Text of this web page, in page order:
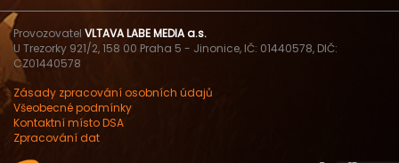
Provozovatel VLTAVA LABE MEDIA a.s.
U Trezorky 921/2, 158 00 Praha 5 - Jinonice, IČ: 01440578, DIČ:
CZ01440578
Zásady zpracování osobních údajů
Všeobecné podmínky
Kontaktní místo DSA
Zpracování dat